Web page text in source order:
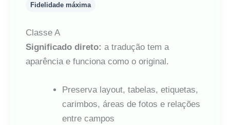
Fidelidade máxima
Classe A
Significado direto: a tradução tem a
aparência e funciona como o original.
Preserva layout, tabelas, etiquetas,
carimbos, áreas de fotos e relações
entre campos